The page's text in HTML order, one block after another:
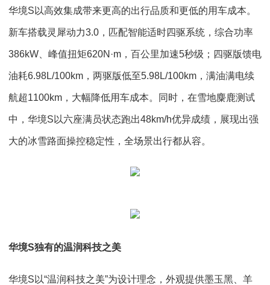
华境S以高效集成带来更高的出行品质和更低的用车成本。
新车搭载灵犀动力3.0，匹配智能适时四驱系统，综合功率
386kW、峰值扭矩620N·m，百公里加速5秒级；四驱版馈电
油耗6.98L/100km，两驱版低至5.98L/100km，满油满电续
航超1100km，大幅降低用车成本。同时，在雪地麋鹿测试
中，华境S以六座满员状态跑出48km/h优异成绩，展现出强
大的冰雪路面操控稳定性，全场景出行都从容。
华境S独有的温润科技之美
华境S以“温润科技之美”为设计理念，外观提供墨玉黑、羊